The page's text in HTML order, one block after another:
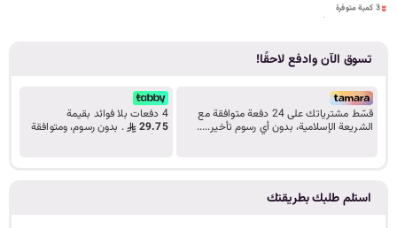
3 كمية متوفرة
تسوق الآن وادفع لاحقًا!
قسّط مشترياتك على 24 دفعة متوافقة مع
الشريعة الإسلامية، بدون أي رسوم تأخير.....
4 دفعات بلا فوائد بقيمة
29.75
. بدون رسوم، ومتوافقة
استلم طلبك بطريقتك